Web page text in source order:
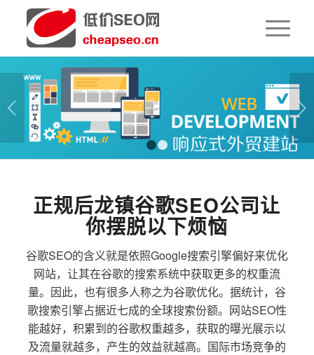
下一页
1 2
正规后龙镇谷歌SEO公司让
你摆脱以下烦恼
谷歌SEO的含义就是依照Google搜索引擎偏好来优化
网站，让其在谷歌的搜索系统中获取更多的权重流
量。因此，也有很多人称之为谷歌优化。据统计，谷
歌搜索引擎占据近七成的全球搜索份额。网站SEO性
能越好，积累到的谷歌权重越多，获取的曝光展示以
及流量就越多，产生的效益就越高。国际市场竞争的